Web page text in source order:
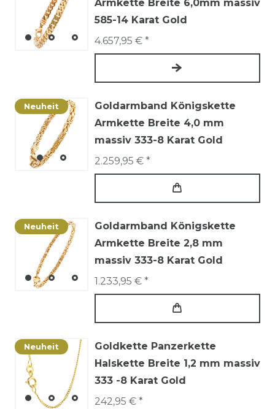
Armkette Breite 6,0mm massiv
585-14 Karat Gold
4.657,95 € *
Neuheit
Goldarmband Königskette
Armkette Breite 4,0 mm
massiv 333-8 Karat Gold
2.259,95 € *
Neuheit
Goldarmband Königskette
Armkette Breite 2,8 mm
massiv 333-8 Karat Gold
1.233,95 € *
Neuheit
Goldkette Panzerkette
Halskette Breite 1,2 mm massiv
333 -8 Karat Gold
242,95 € *